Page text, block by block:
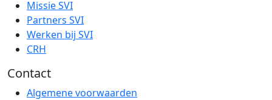
Missie SVI
Partners SVI
Werken bij SVI
CRH
Contact
Algemene voorwaarden